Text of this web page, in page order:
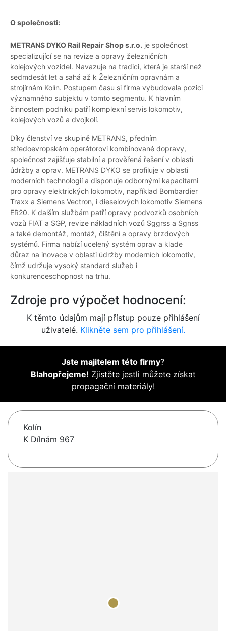
O společnosti:
METRANS DYKO Rail Repair Shop s.r.o. je společnost
specializující se na revize a opravy železničních
kolejových vozidel. Navazuje na tradici, která je starší než
sedmdesát let a sahá až k Železničním opravnám a
strojírnám Kolín. Postupem času si firma vybudovala pozici
významného subjektu v tomto segmentu. K hlavním
činnostem podniku patří komplexní servis lokomotiv,
kolejových vozů a dvojkolí.
Díky členství ve skupině METRANS, předním
středoevropském operátorovi kombinované dopravy,
společnost zajišťuje stabilní a prověřená řešení v oblasti
údržby a oprav. METRANS DYKO se profiluje v oblasti
moderních technologií a disponuje odbornými kapacitami
pro opravy elektrických lokomotiv, například Bombardier
Traxx a Siemens Vectron, i dieselových lokomotiv Siemens
ER20. K dalším službám patří opravy podvozků osobních
vozů FIAT a SGP, revize nákladních vozů Sggrss a Sgnss
a také demontáž, montáž, čištění a opravy brzdových
systémů. Firma nabízí ucelený systém oprav a klade
důraz na inovace v oblasti údržby moderních lokomotiv,
čímž udržuje vysoký standard služeb i
konkurenceschopnost na trhu.
Zdroje pro výpočet hodnocení:
K těmto údajům mají přístup pouze přihlášení
uživatelé. Klikněte sem pro přihlášení.
Jste majitelem této firmy?
Blahopřejeme! Zjistěte jestli můžete získat
propagační materiály!
Kolín
K Dílnám 967